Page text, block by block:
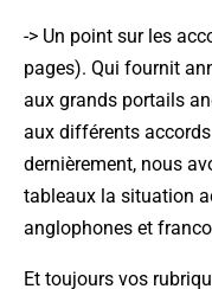
-> Un point sur les
pages). Qui fournit
aux grands portails
aux différents
dernièrement, nous
tableaux la situation
anglophones et
Et toujours vos